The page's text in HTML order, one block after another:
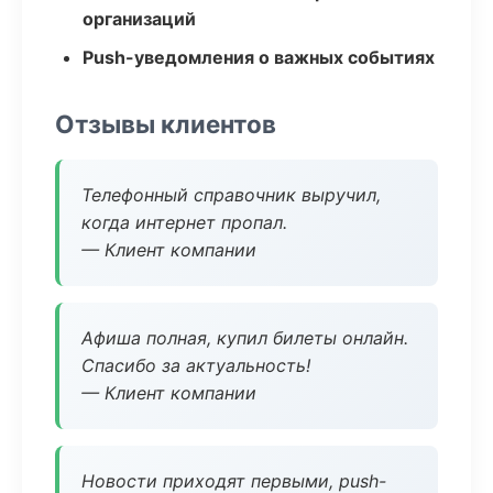
организаций
Push-уведомления о важных событиях
Отзывы клиентов
Телефонный справочник выручил,
когда интернет пропал.
— Клиент компании
Афиша полная, купил билеты онлайн.
Спасибо за актуальность!
— Клиент компании
Новости приходят первыми, push-